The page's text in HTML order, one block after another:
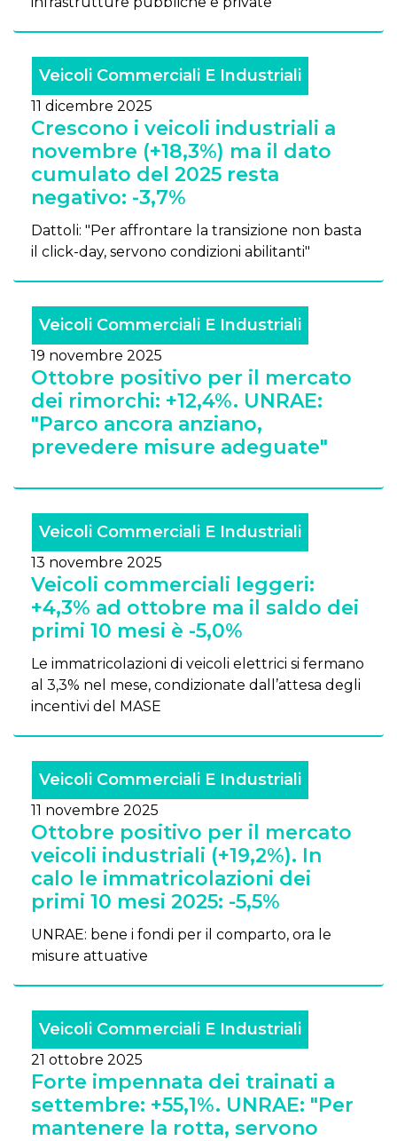
Veicoli Commerciali E Industriali
11 dicembre 2025
Crescono i veicoli industriali a
novembre (+18,3%) ma il dato
cumulato del 2025 resta
negativo: -3,7%
Dattoli: "Per affrontare la transizione non basta
il click-day, servono condizioni abilitanti"
Veicoli Commerciali E Industriali
19 novembre 2025
Ottobre positivo per il mercato
dei rimorchi: +12,4%. UNRAE:
"Parco ancora anziano,
prevedere misure adeguate"
Veicoli Commerciali E Industriali
13 novembre 2025
Veicoli commerciali leggeri:
+4,3% ad ottobre ma il saldo dei
primi 10 mesi è -5,0%
Le immatricolazioni di veicoli elettrici si fermano
al 3,3% nel mese, condizionate dall’attesa degli
incentivi del MASE
Veicoli Commerciali E Industriali
11 novembre 2025
Ottobre positivo per il mercato
veicoli industriali (+19,2%). In
calo le immatricolazioni dei
primi 10 mesi 2025: -5,5%
UNRAE: bene i fondi per il comparto, ora le
misure attuative
Veicoli Commerciali E Industriali
21 ottobre 2025
Forte impennata dei trainati a
settembre: +55,1%. UNRAE: "Per
mantenere la rotta, servono